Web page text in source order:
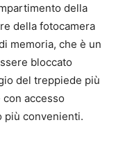
della
della fotocamera
memoria, che è un
bloccato
del treppiede più
accesso
più convenienti.